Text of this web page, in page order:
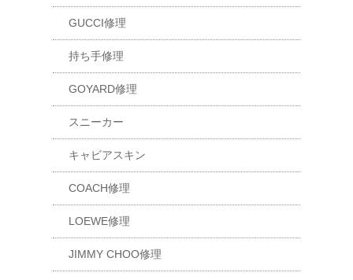
GUCCI修理
持ち手修理
GOYARD修理
スニーカー
キャビアスキン
COACH修理
LOEWE修理
JIMMY CHOO修理